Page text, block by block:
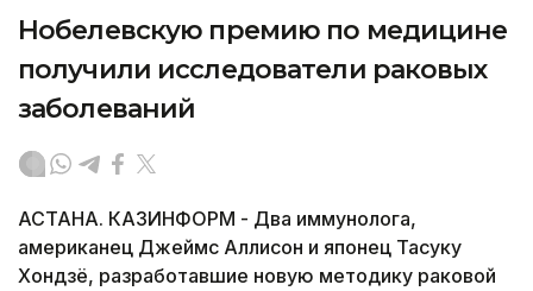
Нобелевскую премию по медицине
получили исследователи раковых
заболеваний
АСТАНА. КАЗИНФОРМ - Два иммунолога,
американец Джеймс Аллисон и японец Тасуку
Хондзё, разработавшие новую методику раковой